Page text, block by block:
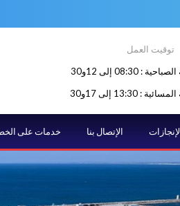
توقيت العمل
: 08:30 إلى 12و30
: 13:30 إلى 17و30
الإتصال بنا خدمات على